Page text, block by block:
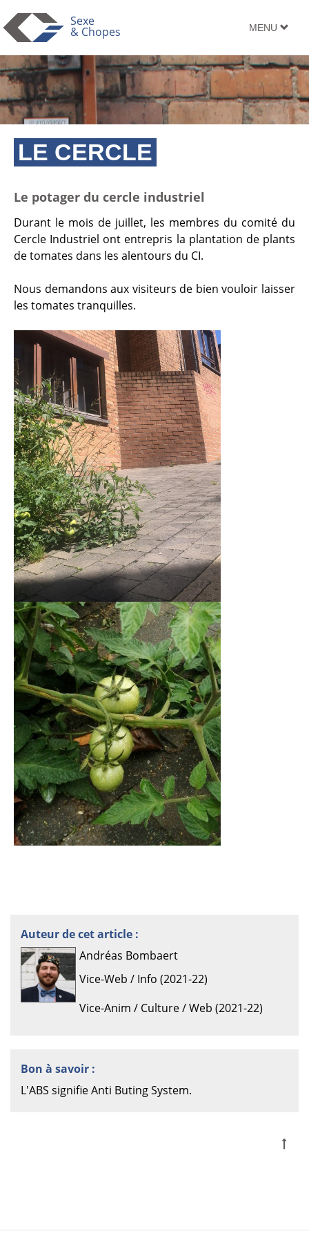
Sexe
& Chopes
TOGGLE
MENU
LE CERCLE
Le potager du cercle industriel
Durant le mois de juillet, les membres du comité du
Cercle Industriel ont entrepris la plantation de plants
de tomates dans les alentours du CI.
Nous demandons aux visiteurs de bien vouloir laisser
les tomates tranquilles.
Auteur de cet article :
Andréas Bombaert
Vice-Web / Info (2021-22)
Vice-Anim / Culture / Web (2021-22)
Bon à savoir :
L'ABS signifie Anti Buting System.